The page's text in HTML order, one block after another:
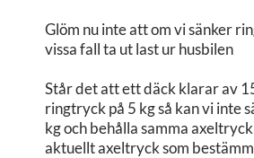
Glöm nu inte att om vi sänker
vissa fall ta ut last ur husbilen
Står det att ett däck klarar av
ringtryck på 5 kg så kan vi inte
kg och behålla samma
aktuellt axeltryck som